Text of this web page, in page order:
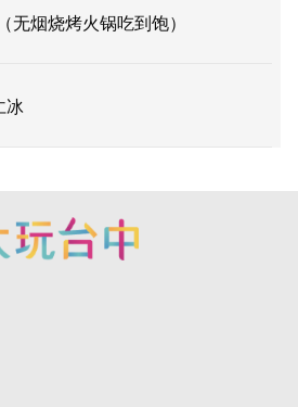
无烟烧烤火锅吃到饱）
冰